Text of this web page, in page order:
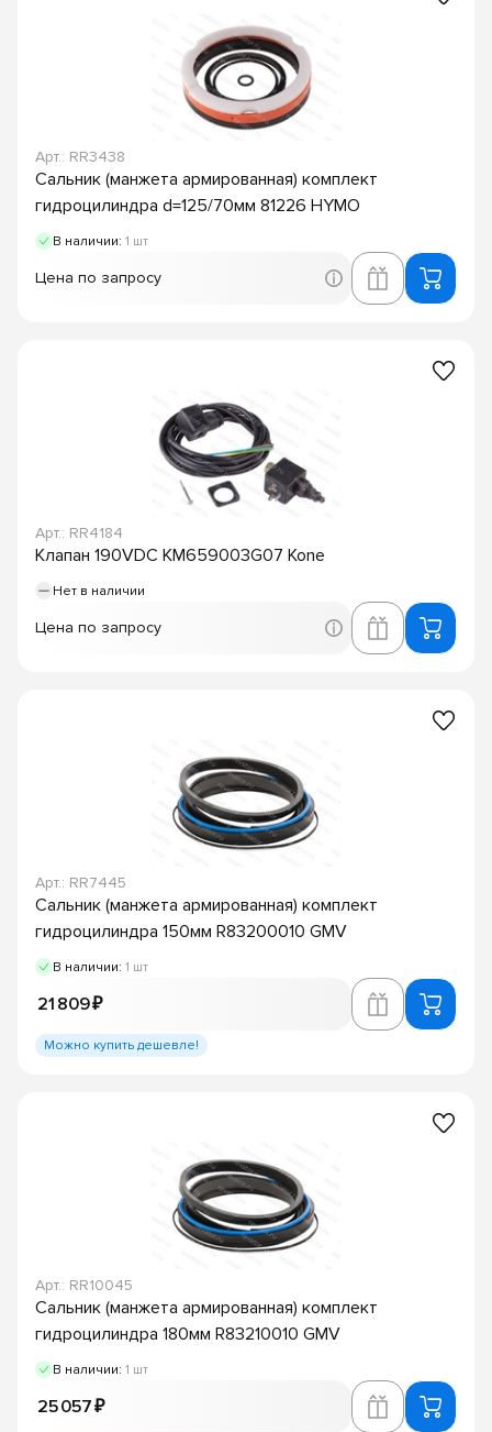
Арт.: RR3438
Сальник (манжета армированная) комплект
гидроцилиндра d=125/70мм 81226 HYMO
В наличии: 1 шт
Цена по запросу
Арт.: RR4184
Клапан 190VDC KM659003G07 Kone
Нет в наличии
Цена по запросу
Арт.: RR7445
Сальник (манжета армированная) комплект
гидроцилиндра 150мм R83200010 GMV
В наличии: 1 шт
21 809 ₽
Можно купить дешевле!
Арт.: RR10045
Сальник (манжета армированная) комплект
гидроцилиндра 180мм R83210010 GMV
В наличии: 1 шт
25 057 ₽